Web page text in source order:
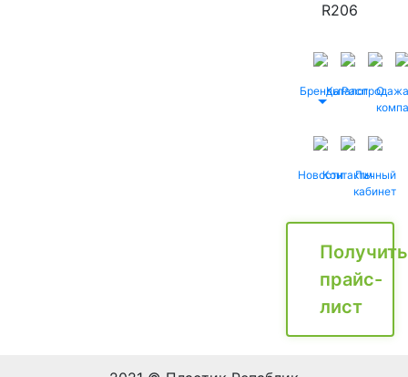
R206
БрендыКаталог
Распродажа
О
НовостиКонтактыЛичный
кабинет
Получить
прайс-
лист